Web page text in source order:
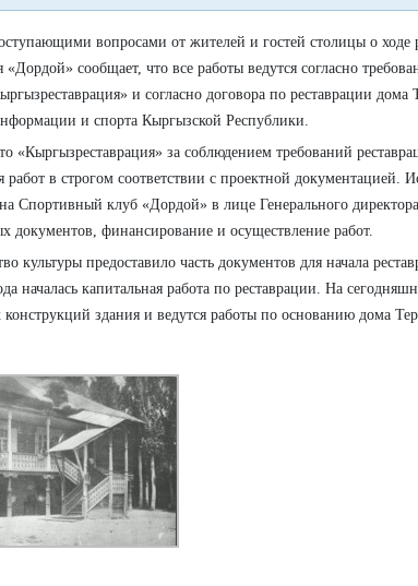
вопросами от жителей и гостей столицы о
сообщает, что все работы ведутся согласно
и согласно договора по реставрации дома
и спорта Кыргызской Республики.
«Кыргызреставрация» за соблюдением требований
работ в строгом соответствии с проектной документацией.
Спортивный клуб «Дордой» в лице Генерального
документов, финансирование и осуществление работ.
культуры предоставило часть документов для начала
началась капитальная работа по реставрации. На
конструкций здания и ведутся работы по основанию дома